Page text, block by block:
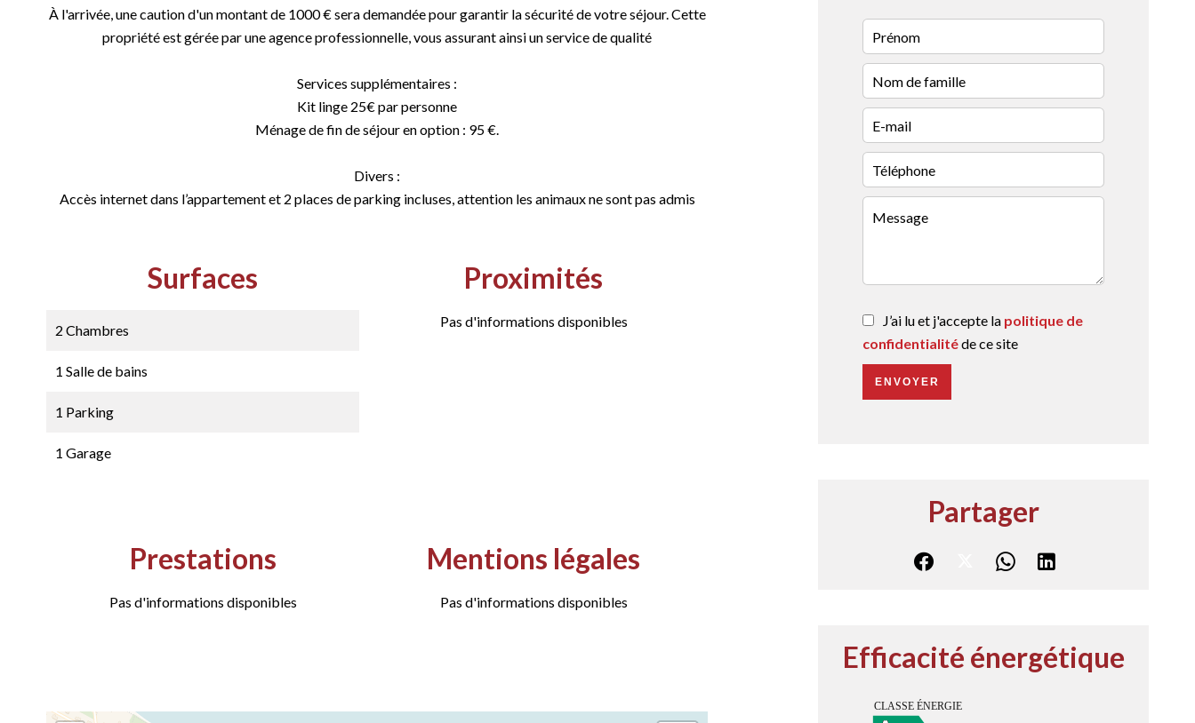
À l'arrivée, une caution d'un montant de 1000 € sera demandée pour garantir la sécurité de votre séjour. Cette
propriété est gérée par une agence professionnelle, vous assurant ainsi un service de qualité
Services supplémentaires :
Kit linge 25€ par personne
Ménage de fin de séjour en option : 95 €.
Divers :
Accès internet dans l’appartement et 2 places de parking incluses, attention les animaux ne sont pas admis
Surfaces
2 Chambres
1 Salle de bains
1 Parking
1 Garage
Proximités
Pas d'informations disponibles
Prestations
Pas d'informations disponibles
Mentions légales
Pas d'informations disponibles
J’ai lu et j'accepte la politique de
confidentialitéde ce site
ENVOYER
Partager
Efficacité énergétique